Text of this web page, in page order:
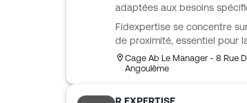
adaptées aux besoins
Fidexpertise se concentre
de proximité, essentiel pour
Cage Ab Le Manager - 8 Rue
Angoulême